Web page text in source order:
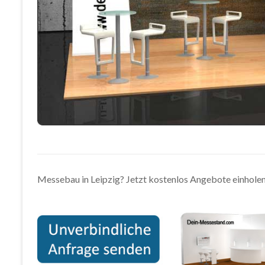
Messebau in Leipzig? Jetzt kostenlos Angebote